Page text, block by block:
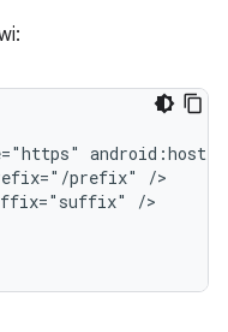
prefix"